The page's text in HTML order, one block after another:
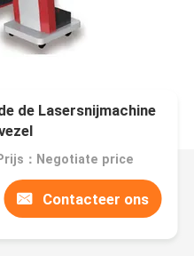
de Lasersnijmachine
：Negotiate price
Contacteer ons